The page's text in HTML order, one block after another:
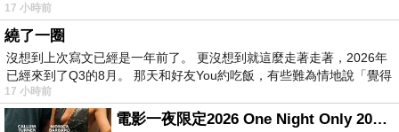
17 小時前
繞了一圈
沒想到上次寫文已經是一年前了。 更沒想到就這麼走著走著，2026年
已經來到了Q3的8月。 那天和好友You約吃飯，有些難為情地說「覺得
17 小時前
電影一夜限定2026 One Night Only 2026 movie